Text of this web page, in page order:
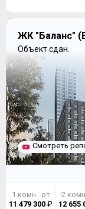
ЖК "Баланс"
Объект сдан.
Смотреть
1 комн. от
11 479 300₽
2
12 655